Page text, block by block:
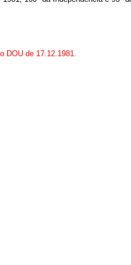
DOU de 17.12.1981.